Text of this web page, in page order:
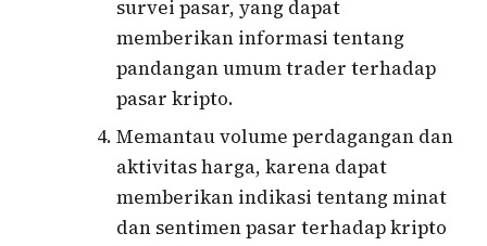
survei pasar, yang dapat
memberikan informasi tentang
pandangan umum trader terhadap
pasar kripto.
Memantau volume perdagangan dan
aktivitas harga, karena dapat
memberikan indikasi tentang minat
dan sentimen pasar terhadap kripto